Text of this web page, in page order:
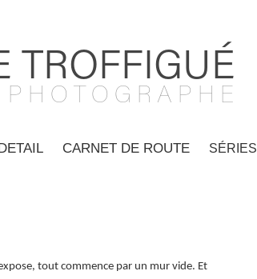
TROFFIGUÉ
P H O T O G R A P H E
CARNET DE ROUTE SÉRIES
tout commence par un mur vide. Et